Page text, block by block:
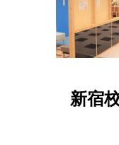
新宿